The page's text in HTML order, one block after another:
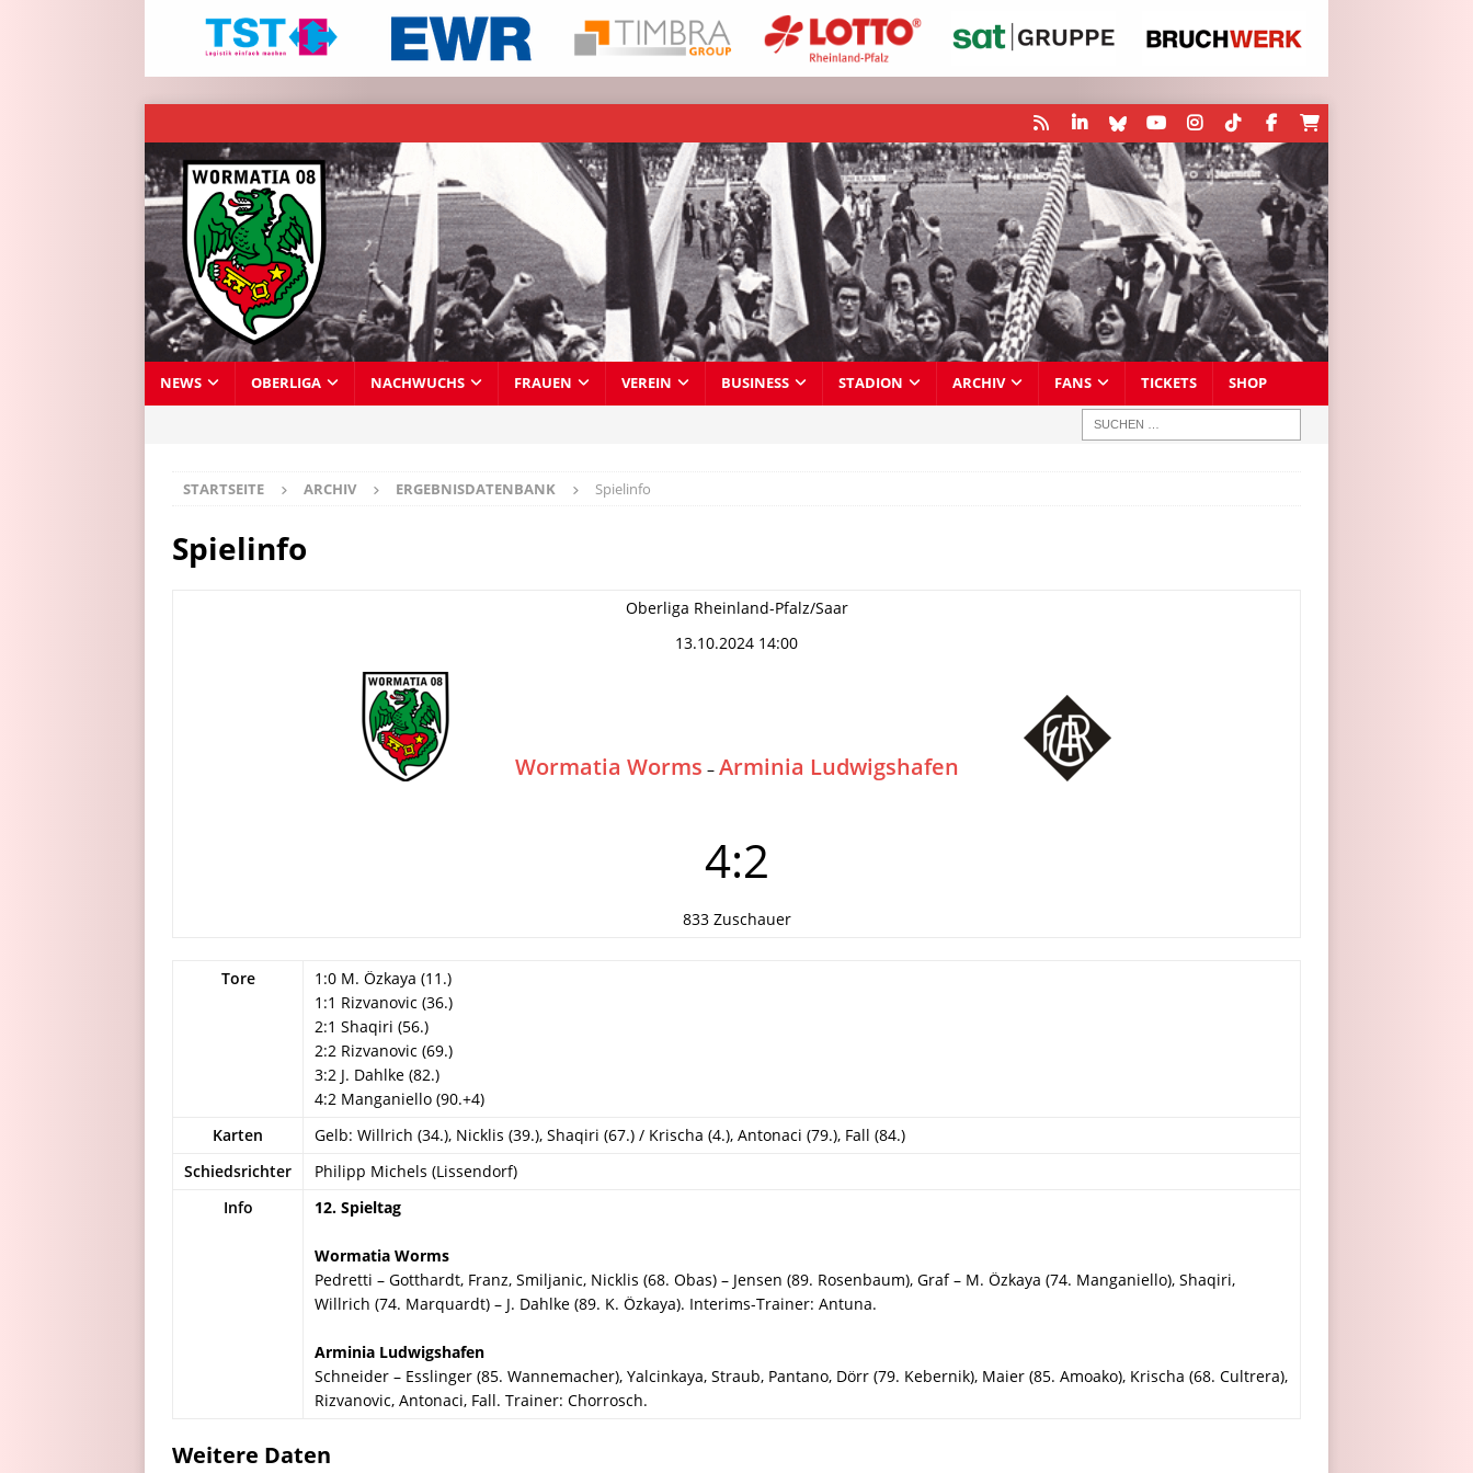
NEWS OBERLIGA NACHWUCHS FRAUEN VEREIN BUSINESS STADION ARCHIV FANS TICKETS SHOP
STARTSEITE ARCHIV ERGEBNISDATENBANK Spielinfo
Spielinfo
Oberliga Rheinland-Pfalz/Saar
13.10.2024 14:00
Wormatia Worms – Arminia Ludwigshafen
4:2
833 Zuschauer
Tore
1:0 M. Özkaya (11.)
1:1 Rizvanovic (36.)
2:1 Shaqiri (56.)
2:2 Rizvanovic (69.)
3:2 J. Dahlke (82.)
4:2 Manganiello (90.+4)
Karten
Gelb: Willrich (34.), Nicklis (39.), Shaqiri (67.) / Krischa (4.), Antonaci (79.), Fall (84.)
Schiedsrichter
Philipp Michels (Lissendorf)
Info
12. Spieltag
Wormatia Worms
Pedretti – Gotthardt, Franz, Smiljanic, Nicklis (68. Obas) – Jensen (89. Rosenbaum), Graf – M. Özkaya (74. Manganiello), Shaqiri,
Willrich (74. Marquardt) – J. Dahlke (89. K. Özkaya). Interims-Trainer: Antuna.
Arminia Ludwigshafen
Schneider – Esslinger (85. Wannemacher), Yalcinkaya, Straub, Pantano, Dörr (79. Kebernik), Maier (85. Amoako), Krischa (68. Cultrera),
Rizvanovic, Antonaci, Fall. Trainer: Chorrosch.
Weitere Daten